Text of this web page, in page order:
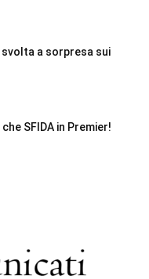
svolta a sorpresa sui
SFIDA in Premier!